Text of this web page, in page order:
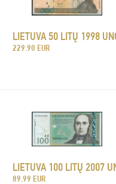
LIETUVA 50 LITŲ 1998
229.90 EUR
LIETUVA 100 LITŲ 2007
89.99 EUR